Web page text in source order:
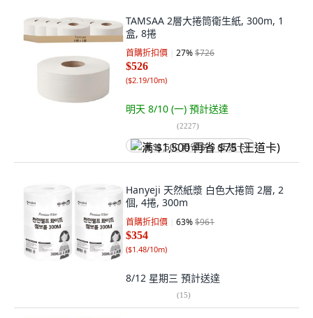
TAMSAA 2層大捲筒衛生紙, 300m, 1
盒, 8捲
首購折扣價 27%$726
$526
($2.19/10m)
明天 8/10 (一) 預計送達
(2227)
满 $1,500 再省 $75 (王道卡)
Hanyeji 天然紙漿 白色大捲筒 2層, 2
個, 4捲, 300m
首購折扣價 63%$961
$354
($1.48/10m)
8/12 星期三 預計送達
(15)